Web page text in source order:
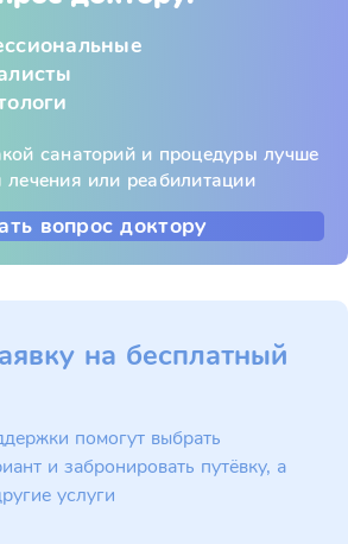
санаторий и процедуры лучше
или реабилитации
вопрос доктору
на бесплатный
помогут выбрать
и забронировать путёвку, а
услуги